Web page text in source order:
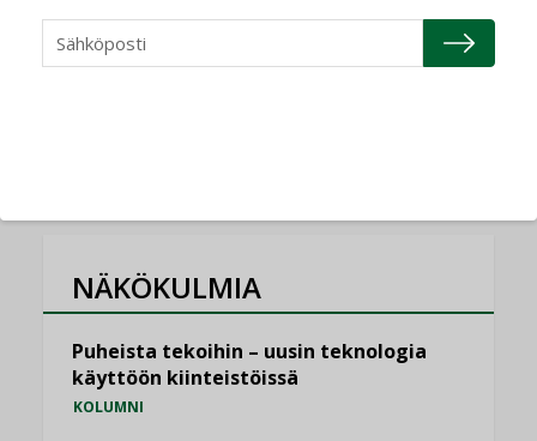
vakiinnuttavat asemansa taloyhtiöissä
LEHDEN ARTIKKELIT,TILAAJILLE
NÄKÖKULMIA
Puheista tekoihin – uusin teknologia
käyttöön kiinteistöissä
KOLUMNI